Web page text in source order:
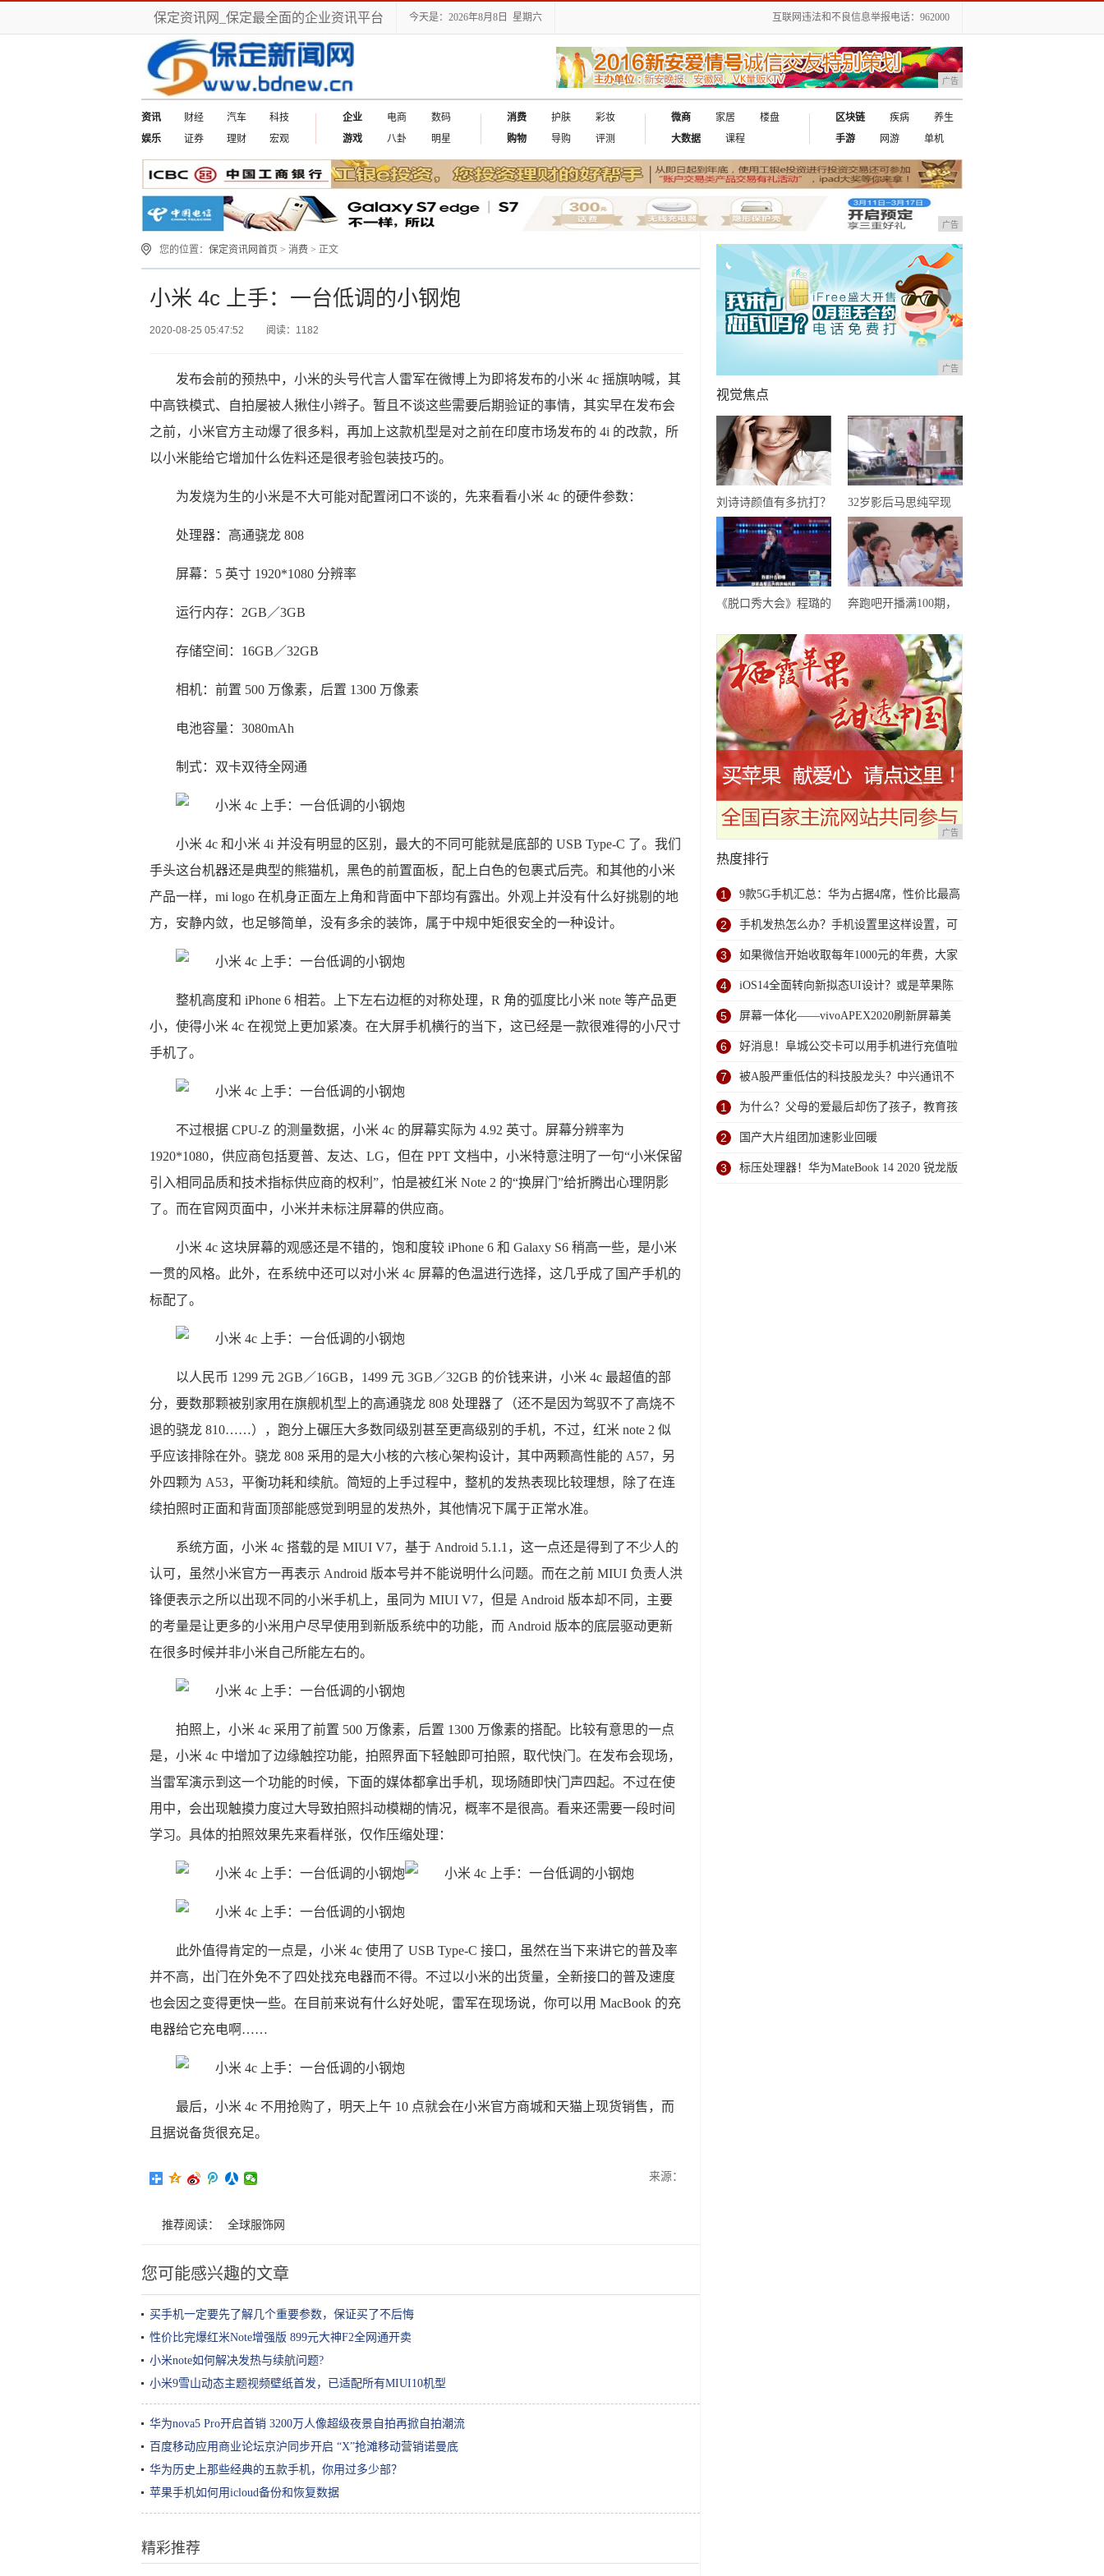
保定资讯网_保定最全面的企业资讯平台 今天是：2026年8月8日 星期六 互联网违法和不良信息举报电话：962000
广告
资讯 财经 汽车
科技
娱乐
证券 理财 宏观
企业 电商
数码
游戏
八卦 明星
消费 护肤
彩妆
购物
导购 评测
微商 家居
楼盘
大数据
课程
出国
区块链 疾病
养生
手游
网游 单机
广告
您的位置： 保定资讯网首页 > 消费 > 正文
小米 4c 上手：一台低调的小钢炮
2020-08-25 05:47:52 阅读：1182
发布会前的预热中，小米的头号代言人雷军在微博上为即将发布的小米 4c 摇旗呐喊，其
中高铁模式、自拍屡被人揪住小辫子。暂且不谈这些需要后期验证的事情，其实早在发布会
之前，小米官方主动爆了很多料，再加上这款机型是对之前在印度市场发布的 4i 的改款，所
以小米能给它增加什么佐料还是很考验包装技巧的。
为发烧为生的小米是不大可能对配置闭口不谈的，先来看看小米 4c 的硬件参数：
处理器：高通骁龙 808
屏幕：5 英寸 1920*1080 分辨率
运行内存：2GB／3GB
存储空间：16GB／32GB
相机：前置 500 万像素，后置 1300 万像素
电池容量：3080mAh
制式：双卡双待全网通
小米 4c 和小米 4i 并没有明显的区别，最大的不同可能就是底部的 USB Type-C 了。我们
手头这台机器还是典型的熊猫机，黑色的前置面板，配上白色的包裹式后壳。和其他的小米
产品一样，mi logo 在机身正面左上角和背面中下部均有露出。外观上并没有什么好挑剔的地
方，安静内敛，也足够简单，没有多余的装饰，属于中规中矩很安全的一种设计。
整机高度和 iPhone 6 相若。上下左右边框的对称处理，R 角的弧度比小米 note 等产品更
小，使得小米 4c 在视觉上更加紧凑。在大屏手机横行的当下，这已经是一款很难得的小尺寸
手机了。
不过根据 CPU-Z 的测量数据，小米 4c 的屏幕实际为 4.92 英寸。屏幕分辨率为
1920*1080，供应商包括夏普、友达、LG，但在 PPT 文档中，小米特意注明了一句“小米保留
引入相同品质和技术指标供应商的权利”，怕是被红米 Note 2 的“换屏门”给折腾出心理阴影
了。而在官网页面中，小米并未标注屏幕的供应商。
小米 4c 这块屏幕的观感还是不错的，饱和度较 iPhone 6 和 Galaxy S6 稍高一些，是小米
一贯的风格。此外，在系统中还可以对小米 4c 屏幕的色温进行选择，这几乎成了国产手机的
标配了。
以人民币 1299 元 2GB／16GB，1499 元 3GB／32GB 的价钱来讲，小米 4c 最超值的部
分，要数那颗被别家用在旗舰机型上的高通骁龙 808 处理器了（还不是因为驾驭不了高烧不
退的骁龙 810……），跑分上碾压大多数同级别甚至更高级别的手机，不过，红米 note 2 似
乎应该排除在外。骁龙 808 采用的是大小核的六核心架构设计，其中两颗高性能的 A57，另
外四颗为 A53，平衡功耗和续航。简短的上手过程中，整机的发热表现比较理想，除了在连
续拍照时正面和背面顶部能感觉到明显的发热外，其他情况下属于正常水准。
系统方面，小米 4c 搭载的是 MIUI V7，基于 Android 5.1.1，这一点还是得到了不少人的
认可，虽然小米官方一再表示 Android 版本号并不能说明什么问题。而在之前 MIUI 负责人洪
锋便表示之所以出现不同的小米手机上，虽同为 MIUI V7，但是 Android 版本却不同，主要
的考量是让更多的小米用户尽早使用到新版系统中的功能，而 Android 版本的底层驱动更新
在很多时候并非小米自己所能左右的。
拍照上，小米 4c 采用了前置 500 万像素，后置 1300 万像素的搭配。比较有意思的一点
是，小米 4c 中增加了边缘触控功能，拍照界面下轻触即可拍照，取代快门。在发布会现场，
当雷军演示到这一个功能的时候，下面的媒体都拿出手机，现场随即快门声四起。不过在使
用中，会出现触摸力度过大导致拍照抖动模糊的情况，概率不是很高。看来还需要一段时间
学习。具体的拍照效果先来看样张，仅作压缩处理：
此外值得肯定的一点是，小米 4c 使用了 USB Type-C 接口，虽然在当下来讲它的普及率
并不高，出门在外免不了四处找充电器而不得。不过以小米的出货量，全新接口的普及速度
也会因之变得更快一些。在目前来说有什么好处呢，雷军在现场说，你可以用 MacBook 的充
电器给它充电啊……
最后，小米 4c 不用抢购了，明天上午 10 点就会在小米官方商城和天猫上现货销售，而
且据说备货很充足。
来源：
推荐阅读： 全球服饰网
您可能感兴趣的文章
买手机一定要先了解几个重要参数，保证买了不后悔
性价比完爆红米Note增强版 899元大神F2全网通开卖
小米note如何解决发热与续航问题?
小米9雪山动态主题视频壁纸首发，已适配所有MIUI10机型
华为nova5 Pro开启首销 3200万人像超级夜景自拍再掀自拍潮流
百度移动应用商业论坛京沪同步开启 “X”抢滩移动营销诺曼底
华为历史上那些经典的五款手机，你用过多少部？
苹果手机如何用icloud备份和恢复数据
精彩推荐
广告
视觉焦点
刘诗诗颜值有多抗打？
微博动态再次刷新认
知，网友：婚后生活和
谐
32岁影后马思纯罕现
身，大病后恢复良好，
只是体型仍肥胖惹人担
忧
《脱口秀大会》程璐的
拒绝爆灯，理由很赞
奔跑吧开播满100期，
成郭麒麟口中大傻小子
广告
热度排行
1 9款5G手机汇总：华为占据4席，性价比最高
的两款3千多就能买到
2 手机发热怎么办？手机设置里这样设置，可
以减少手机发热
3 如果微信开始收取每年1000元的年费，大家
还会不会使用微信？
4 iOS14全面转向新拟态UI设计？或是苹果陈
旧扁平设计最佳替代方案
5 屏幕一体化——vivoAPEX2020刷新屏幕美
学，创造舒适视觉享受
6 好消息！阜城公交卡可以用手机进行充值啦
7 被A股严重低估的科技股龙头？中兴通讯不
到两年股价翻3倍
1 为什么？父母的爱最后却伤了孩子，教育孩
子要学会“三不曲”
2 国产大片组团加速影业回暖
3 标压处理器！华为MateBook 14 2020 锐龙版